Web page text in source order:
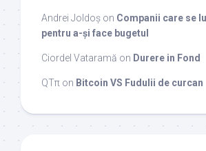
Andrei Joldoș on Companii care se
pentru a-și face bugetul
Ciordel Vataramă on Durere in Fond
QTπ on Bitcoin VS Fudulii de curcan